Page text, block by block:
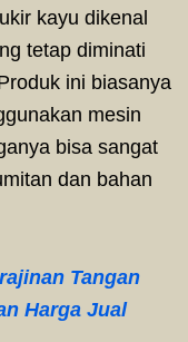
kayu dikenal
tetap diminati
ini biasanya
mesin
bisa sangat
dan bahan
Tangan
Harga Jual